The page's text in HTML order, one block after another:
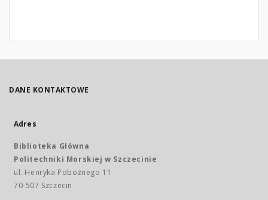
DANE KONTAKTOWE
Adres
Biblioteka Główna
Politechniki Morskiej w Szczecinie
ul. Henryka Pobożnego 11
70-507 Szczecin